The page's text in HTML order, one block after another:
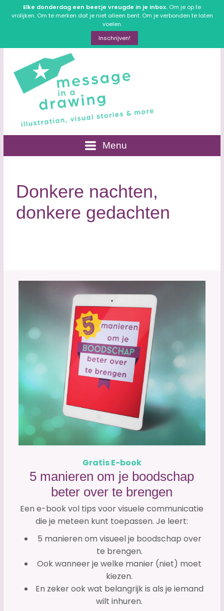
Elke donderdag een beetje vreugde in je inbox. Om je op te
vrolijken. Om te merken dat je niet alleen bent. Om je verbonden te laten
voelen.
Inschrijven!
Menu
Donkere nachten,
donkere gedachten
Gratis E-book
5 manieren om je boodschap
beter over te brengen
Een e-book vol tips voor visuele communicatie
die je meteen kunt toepassen. Je leert:
5 manieren om visueel je boodschap over
te brengen.
Ook wanneer je welke manier (niet) moet
kiezen.
En zeker ook wat belangrijk is als je iemand
wilt inhuren.